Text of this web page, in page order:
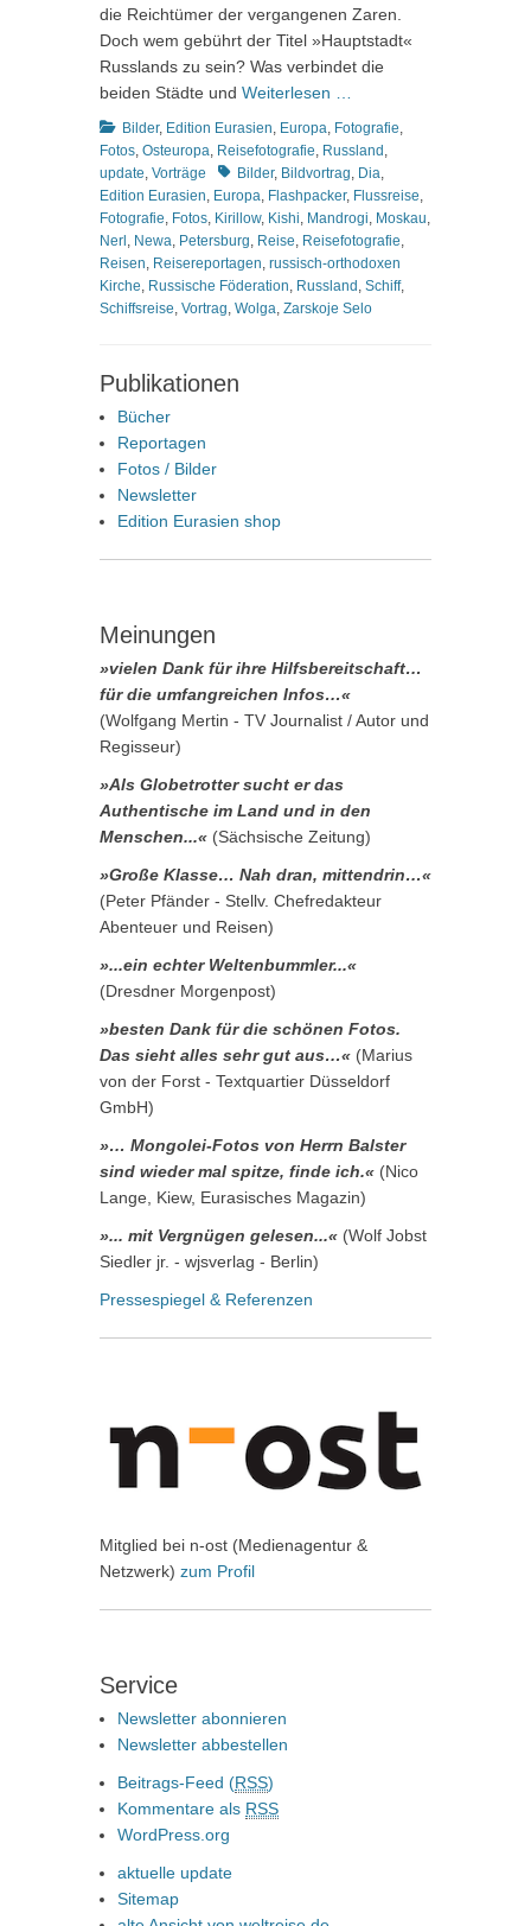
die Reichtümer der vergangenen Zaren.
Doch wem gebührt der Titel »Hauptstadt«
Russlands zu sein? Was verbindet die
beiden Städte und Weiterlesen …
Kategorien
Bilder, Edition Eurasien, Europa, Fotografie,
Fotos, Osteuropa, Reisefotografie, Russland ,
update, Vorträge Schlagworte
Bilder, Bildvortrag, Dia,
Edition Eurasien, Europa, Flashpacker, Flussreise,
Fotografie, Fotos, Kirillow, Kishi, Mandrogi, Moskau,
Nerl , Newa, Petersburg, Reise, Reisefotografie,
Reisen, Reisereportagen, russisch-orthodoxen
Kirche, Russische Föderation, Russland , Schiff,
Schiffsreise, Vortrag, Wolga, Zarskoje Selo
Publikationen
Bücher
Reportagen
Fotos / Bilder
Newsletter
Edition Eurasien shop
Meinungen
»vielen Dank für ihre Hilfsbereitschaft…
für die umfangreichen Infos…«
(Wolfgang Mertin - TV Journalist / Autor und
Regisseur)
»Als Globetrotter sucht er das
Authentische im Land und in den
Menschen...« (Sächsische Zeitung)
»Große Klasse… Nah dran, mittendrin…«
(Peter Pfänder - Stellv. Chefredakteur
Abenteuer und Reisen)
»...ein echter Weltenbummler...«
(Dresdner Morgenpost)
»besten Dank für die schönen Fotos.
Das sieht alles sehr gut aus…« (Marius
von der Forst - Textquartier Düsseldorf
GmbH)
»… Mongolei-Fotos von Herrn Balster
sind wieder mal spitze, finde ich.« (Nico
Lange, Kiew, Eurasisches Magazin)
»... mit Vergnügen gelesen...« (Wolf Jobst
Siedler jr. - wjsverlag - Berlin)
Pressespiegel & Referenzen
Mitglied bei n-ost (Medienagentur &
Netzwerk) zum Profil
Service
Newsletter abonnieren
Newsletter abbestellen
Beitrags-Feed (RSS)
Kommentare als RSS
WordPress.org
aktuelle update
Sitemap